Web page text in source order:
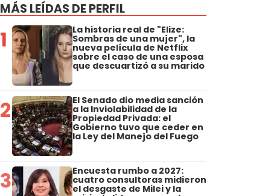
MÁS LEÍDAS DE PERFIL
1 La historia real de "Elize:
Sombras de una mujer", la
nueva película de Netflix
sobre el caso de una esposa
que descuartizó a su marido
2 El Senado dio media sanción
a la Inviolabilidad de la
Propiedad Privada: el
Gobierno tuvo que ceder en
la Ley del Manejo del Fuego
3 Encuesta rumbo a 2027:
cuatro consultoras midieron
el desgaste de Milei y la